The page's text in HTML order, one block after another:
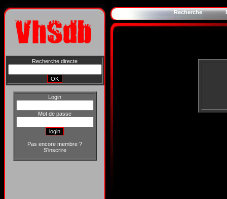
Recherche directe
Login
Mot de passe
Pas encore membre ?
S'inscrire
Recherche